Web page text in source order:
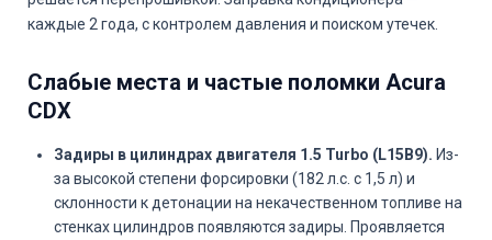
каждые 2 года, с контролем давления и поиском утечек.
Слабые места и частые поломки Acura
CDX
Задиры в цилиндрах двигателя 1.5 Turbo (L15B9). Из-
за высокой степени форсировки (182 л.с. с 1,5 л) и
склонности к детонации на некачественном топливе на
стенках цилиндров появляются задиры. Проявляется